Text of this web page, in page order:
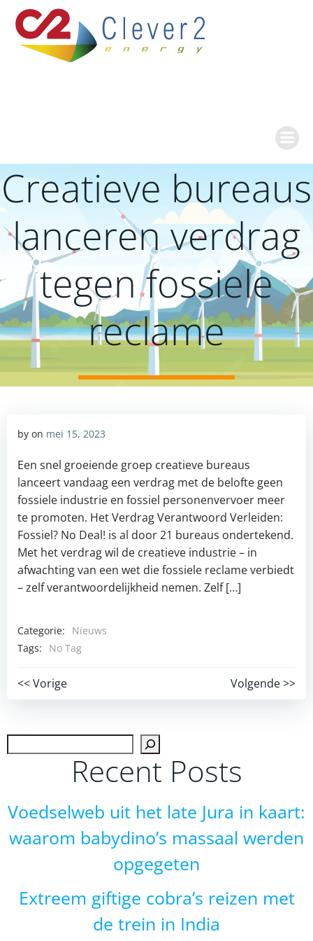
naar
de
inhoud
Creatieve bureaus
lanceren verdrag
tegen fossiele
reclame
by on mei 15, 2023
Een snel groeiende groep creatieve bureaus
lanceert vandaag een verdrag met de belofte geen
fossiele industrie en fossiel personenvervoer meer
te promoten. Het Verdrag Verantwoord Verleiden:
Fossiel? No Deal! is al door 21 bureaus ondertekend.
Met het verdrag wil de creatieve industrie – in
afwachting van een wet die fossiele reclame verbiedt
– zelf verantwoordelijkheid nemen. Zelf […]
Categorie:
Nieuws
Tags:
No Tag
Post
navigation
<< Vorige
Post
navigation
Volgende >>
Recent Posts
Voedselweb uit het late Jura in kaart:
waarom babydino’s massaal werden
opgegeten
Extreem giftige cobra’s reizen met
de trein in India